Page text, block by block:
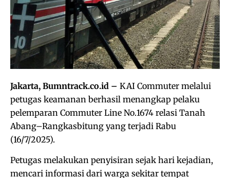
Jakarta, Bumntrack.co.id – KAI Commuter melalui
petugas keamanan berhasil menangkap pelaku
pelemparan Commuter Line No.1674 relasi Tanah
Abang–Rangkasbitung yang terjadi Rabu
(16/7/2025).
Petugas melakukan penyisiran sejak hari kejadian,
mencari informasi dari warga sekitar tempat